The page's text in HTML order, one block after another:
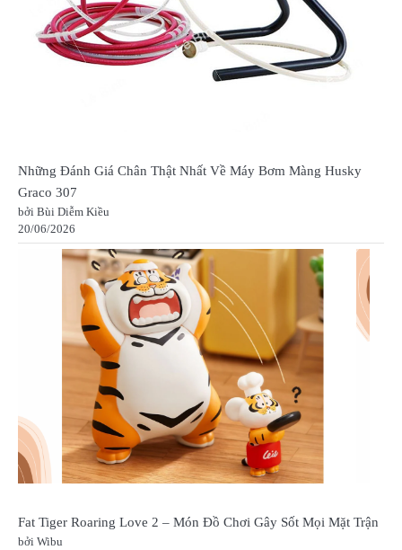
Những Đánh Giá Chân Thật Nhất Về Máy Bơm Màng Husky
Graco 307
bởi Bùi Diễm Kiều
20/06/2026
Fat Tiger Roaring Love 2 – Món Đồ Chơi Gây Sốt Mọi Mặt Trận
bởi Wibu